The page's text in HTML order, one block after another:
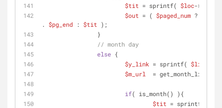
$tit = sprintf( $loc->year,
$out = ( $paged_num ?
. $pg_end : $tit );
		}
// month day
else {
$y_link = sprintf( $linkpatt
$m_url
  = get_month_link(
if( is_month() ){
$tit = sprintf(